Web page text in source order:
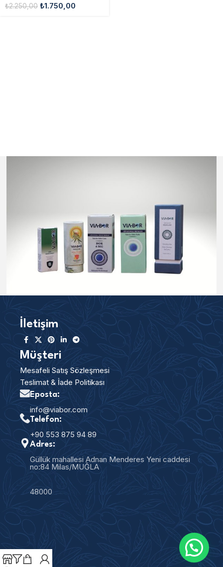
₺2.250,00 ₺1.750,00
İletişim
Müşteri
Mesafeli Satış Sözleşmesi
Teslimat & İade Politikası
Eposta:
info@viabor.com
Telefon:
+90 553 875 94 89
Adres:
Güllük mahallesi Adnan Menderes Yeni caddesi
no:84 Milas/MUĞLA
48000